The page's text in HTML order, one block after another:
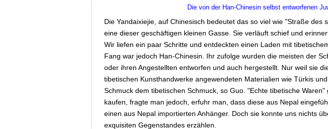
Die von der Han-Chinesin selbst entworfenen
Die Yandaixiejie, auf Chinesisch bedeutet das so viel wie "Straße des
eine dieser geschäftigen kleinen Gasse. Sie verläuft schief und
Wir liefen ein paar Schritte und entdeckten einen Laden mit
Fang war jedoch Han-Chinesin. Ihr zufolge wurden die meisten der
oder ihren Angestellten entworfen und auch hergestellt. Nur weil sie
tibetischen Kunsthandwerke angewendeten Materialien wie Türkis
Schmuck dem tibetischen Schmuck, so Guo. "Echte tibetische
kaufen, fragte man jedoch, erfuhr man, dass diese aus Nepal
einen aus Nepal importierten Anhänger. Doch sie konnte uns nichts
exquisiten Gegenstandes erzählen.